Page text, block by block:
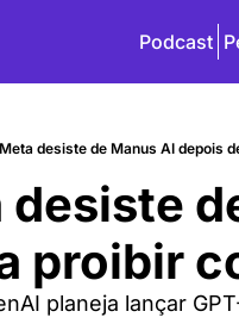
Podcast
Meta desiste de Manus AI depois
desiste
proibir
planeja lançar